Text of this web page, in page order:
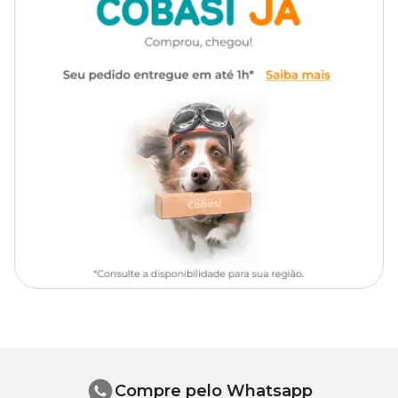
Como usar Cloro FAZ Hidroazul
Para usar ocloro para piscina FAZ Hidroazulcorretamente é
da aplicação do produto. Ela deve estar entre 80 e 120 ppm e o pH
entre 7,4 e 7,6 para que a solução faça efeito. É importante
seja mantido na faixa de 1 a 3 ppm.
Tratamento de choque
Dissolva 16g para cada 1.000 litros de água e utilize o
específico para decantação. Em seguida, deixe a água
Repita esse processo, diariamente, por 4 semanas.
Compre pelo Whatsapp